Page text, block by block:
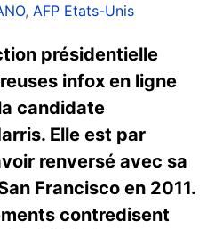
, AFP Etats-Unis
présidentielle
infox en ligne
candidate
Elle est par
renversé avec sa
Francisco en 2011.
contredisent